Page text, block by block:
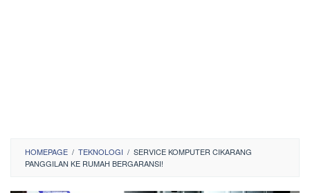
HOMEPAGE / TEKNOLOGI / SERVICE KOMPUTER CIKARANG
PANGGILAN KE RUMAH BERGARANSI!